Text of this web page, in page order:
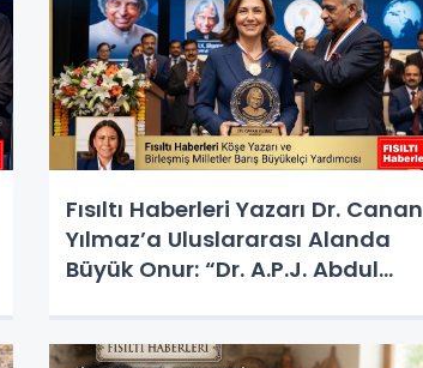
Fısıltı Haberleri Yazarı Dr. Canan
Yılmaz’a Uluslararası Alanda
Büyük Onur: “Dr. A.P.J. Abdul